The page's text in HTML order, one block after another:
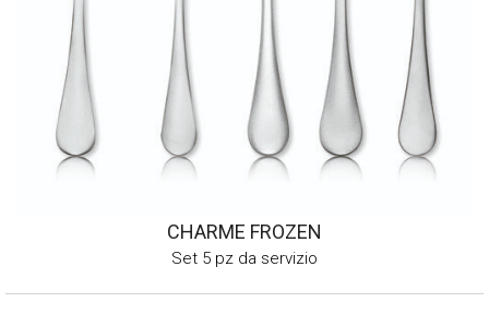
CHARME FROZEN
Set 5 pz da servizio